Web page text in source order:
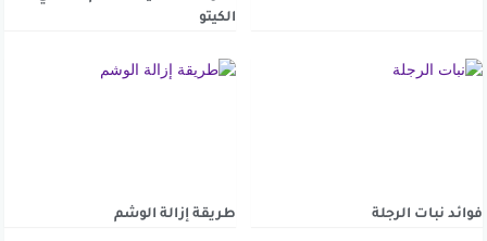
الكيتو
فوائد نبات الرجلة طريقة إزالة الوشم